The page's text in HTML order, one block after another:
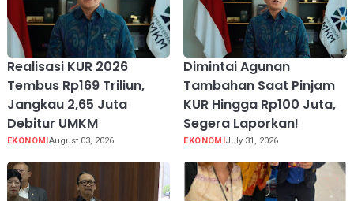
Realisasi KUR 2026
Tembus Rp169 Triliun,
Jangkau 2,65 Juta
Debitur UMKM
EKONOMIAugust 03, 2026
Dimintai Agunan
Tambahan Saat Pinjam
KUR Hingga Rp100 Juta,
Segera Laporkan!
EKONOMIJuly 31, 2026